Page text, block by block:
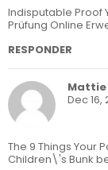
Indisputable Proof
Prüfung Online
RESPONDER
Mattie
Dec 16,
The 9 Things Your
Children\'s Bunk